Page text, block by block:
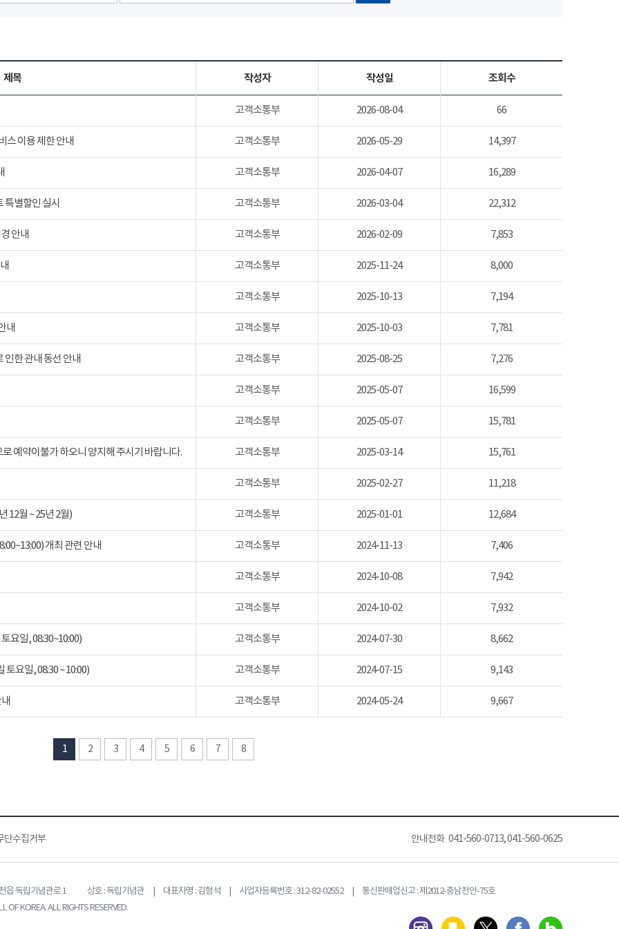
제목 작성자 작성일 조회수
고객소통부 2026-08-04 66
스 이용 제한 안내 고객소통부 2026-05-29 14,397
고객소통부 2026-04-07 16,289
특별할인 실시 고객소통부 2026-03-04 22,312
안내 고객소통부 2026-02-09 7,853
고객소통부 2025-11-24 8,000
고객소통부 2025-10-13 7,194
내 고객소통부 2025-10-03 7,781
한 관내 동선 안내 고객소통부 2025-08-25 7,276
고객소통부 2025-05-07 16,599
고객소통부 2025-05-07 15,781
예약이불가 하오니 양지해 주시기 바랍니다. 고객소통부 2025-03-14 15,761
고객소통부 2025-02-27 11,218
12월 ~ 25년 2월) 고객소통부 2025-01-01 12,684
개최 관련 안내 고객소통부 2024-11-13 7,406
고객소통부 2024-10-08 7,942
고객소통부 2024-10-02 7,932
요일, 08:30~10:00) 고객소통부 2024-07-30 8,662
요일, 08:30 ~ 10:00) 고객소통부 2024-07-15 9,143
고객소통부 2024-05-24 9,667
1 2 3 4 5 6 7 8
단수집거부 안내전화 041-560-0713, 041-560-0625
읍 독립기념관로 1
상호 : 독립기념관 | 대표자명 : 김형석 | 사업자등록번호 : 312-82-02552 | 통신판매업신고 : 제2012-충남천안-75호
OF KOREA. ALL RIGHTS RESERVED.